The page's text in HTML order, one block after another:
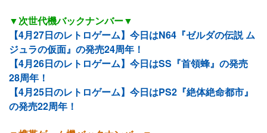
▼次世代機バックナンバー▼
【4月27日のレトロゲーム】今日はN64『ゼルダの伝説 ム
ジュラの仮面』の発売24周年！
【4月26日のレトロゲーム】今日はSS『首領蜂』の発売
28周年！
【4月25日のレトロゲーム】今日はPS2『絶体絶命都市』
の発売22周年！